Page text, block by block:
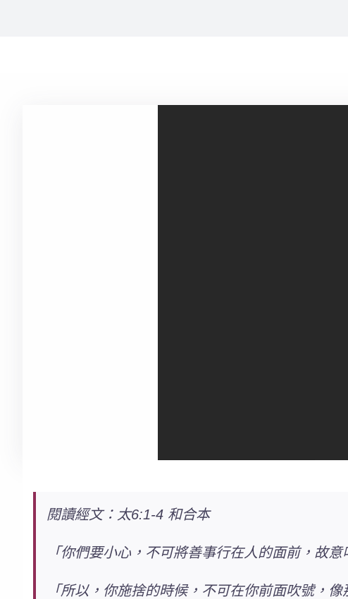
閱讀經文：太6:1-4 和合本
「你們要小心，不可將善事行在人的面前，故
「所以，你施捨的時候，不可在你前面吹號，